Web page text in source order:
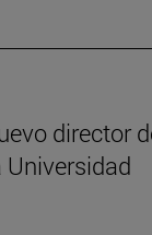
director